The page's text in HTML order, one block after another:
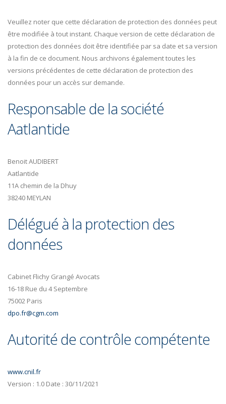
Veuillez noter que cette déclaration de protection des données peut
être modifiée à tout instant. Chaque version de cette déclaration de
protection des données doit être identifiée par sa date et sa version
à la fin de ce document. Nous archivons également toutes les
versions précédentes de cette déclaration de protection des
données pour un accès sur demande.
Responsable de la société
Aatlantide
Benoit AUDIBERT
Aatlantide
11A chemin de la Dhuy
38240 MEYLAN
Délégué à la protection des
données
Cabinet Flichy Grangé Avocats
16-18 Rue du 4 Septembre
75002 Paris
dpo.fr@cgm.com
Autorité de contrôle compétente
www.cnil.fr
Version : 1.0 Date : 30/11/2021